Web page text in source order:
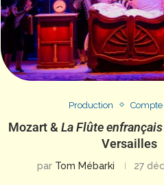
Production
Mozart & La Flûte enfrançais
Versailles
par Tom Mébarki 27